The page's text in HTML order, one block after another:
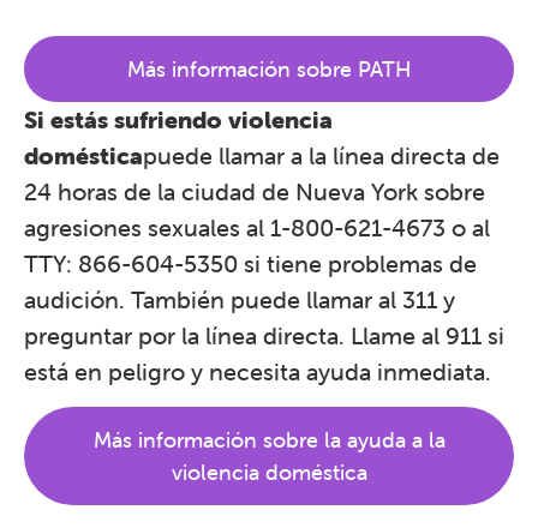
Más información sobre PATH
Si estás sufriendo violencia
domésticapuede llamar a la línea directa de
24 horas de la ciudad de Nueva York sobre
agresiones sexuales al 1-800-621-4673 o al
TTY: 866-604-5350 si tiene problemas de
audición. También puede llamar al 311 y
preguntar por la línea directa. Llame al 911 si
está en peligro y necesita ayuda inmediata.
Más información sobre la ayuda a la
violencia doméstica